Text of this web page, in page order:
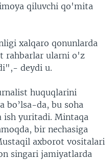
qiluvchi qo'mita
xalqaro qonunlarda
rahbarlar ularni o'z
deydi u.
huquqlarini
bo’lsa-da, bu soha
ish yuritadi. Mintaqa
bir nechasiga
axborot vositalari
singari jamiyatlarda